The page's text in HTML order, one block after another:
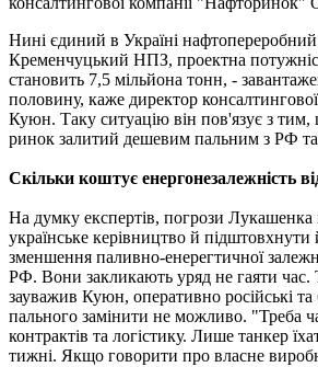
Нині єдиний в Україні
Кременчуцький НПЗ, проектна
становить 7,5 мільйона тонн, -
половину, каже директор
Куюн. Таку ситуацію він пов'язує з тим,
ринок залитий дешевим пальним з РФ та
Скільки коштує енергонезалежність
На думку експертів, погрози
українське керівництво й підштовхнути
зменшення паливно-енерегтичної
РФ. Вони закликають уряд не гаяти час.
зауважив Куюн, оперативно російські та
пального замінити не можливо. "Треба
контрактів та логістику. Лише танкер
тижні. Якщо говорити про власне